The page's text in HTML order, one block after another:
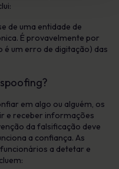
de uma entidade de
É provavelmente por
é um erro de digitação) das
em algo ou alguém, os
e receber informações
da falsificação deve
a confiança. As
a detetar e